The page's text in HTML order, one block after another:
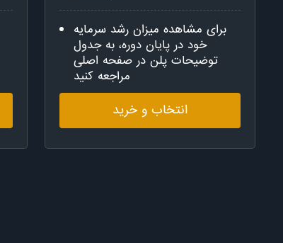
برای مشاهده میزان رشد سرمایه
خود در پایان دوره، به جدول
توضیحات پلن در صفحه اصلی
مراجعه کنید
انتخاب و خرید